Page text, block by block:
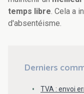
temps libre. Cela a
d'absentéisme.
Derniers
TVA : envoi